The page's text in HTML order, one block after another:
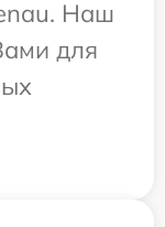
Наш
для